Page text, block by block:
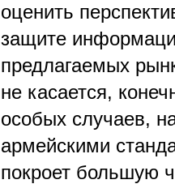
оценить
защите
предлагаемых
не касается,
особых случаев,
армейскими
покроет большую